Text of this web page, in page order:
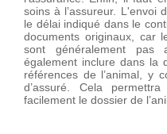
soins à l’assureur. L'envoi
le délai indiqué dans le
documents originaux, car
sont généralement pas
également inclure dans la
références de l’animal, y
d’assuré. Cela
facilement le dossier de